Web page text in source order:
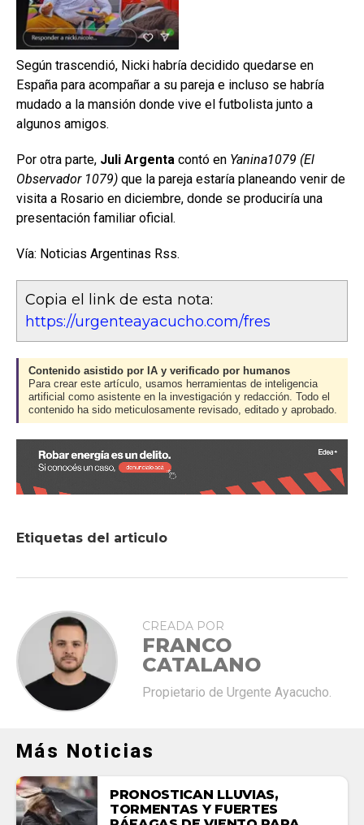
Según trascendió, Nicki habría decidido quedarse en
España para acompañar a su pareja e incluso se habría
mudado a la mansión donde vive el futbolista junto a
algunos amigos.
Por otra parte, Juli Argenta contó en Yanina1079 (El
Observador 1079) que la pareja estaría planeando venir de
visita a Rosario en diciembre, donde se produciría una
presentación familiar oficial.
Vía: Noticias Argentinas Rss.
Copia el link de esta nota:
https://urgenteayacucho.com/fres
Contenido asistido por IA y verificado por humanos
Para crear este artículo, usamos herramientas de inteligencia
artificial como asistente en la investigación y redacción. Todo el
contenido ha sido meticulosamente revisado, editado y aprobado.
Etiquetas del articulo
CREADA POR
FRANCO
CATALANO
Propietario de Urgente Ayacucho.
Más Noticias
PRONOSTICAN LLUVIAS,
TORMENTAS Y FUERTES